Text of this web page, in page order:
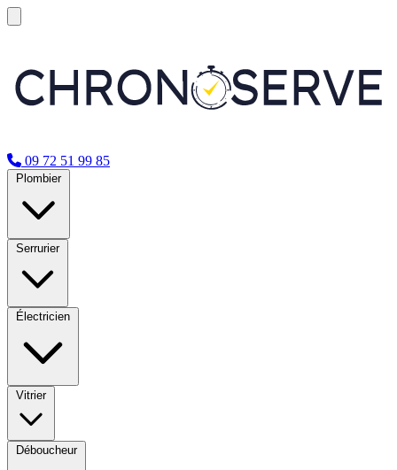
09 72 51 99 85
Plombier
Serrurier
Électricien
Vitrier
Déboucheur